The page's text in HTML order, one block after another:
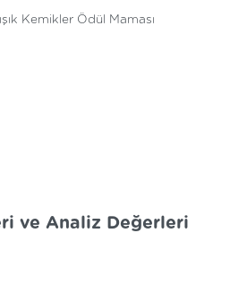
Kemikler Ödül Maması
ve Analiz Değerleri